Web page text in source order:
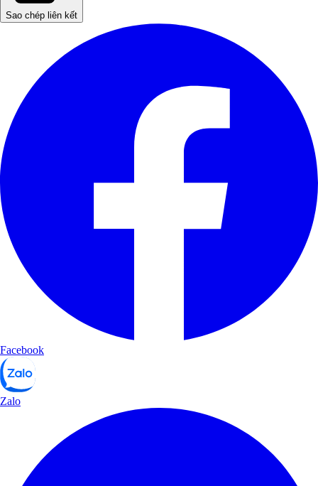
Sao chép liên kết
Facebook
Zalo